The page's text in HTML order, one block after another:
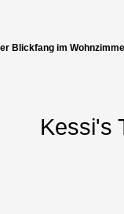
Blickfang im
Kessi's